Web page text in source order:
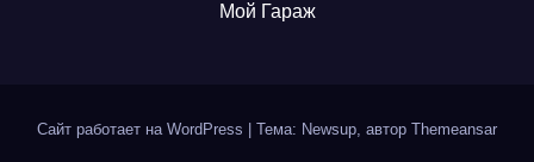
Мой Гараж
Сайт работает на WordPress Тема: Newsup, автор Themeansar